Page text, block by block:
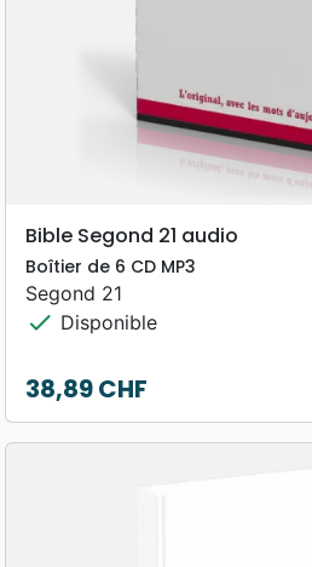
les livres bibliques
Bible Segond 21 audio
Boîtier de 6 CD MP3
Segond 21
check Disponible
Prix
38,89 CHF